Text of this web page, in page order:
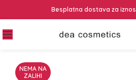
Besplatna dostava za iznos
NEMA NA
ZALIHI